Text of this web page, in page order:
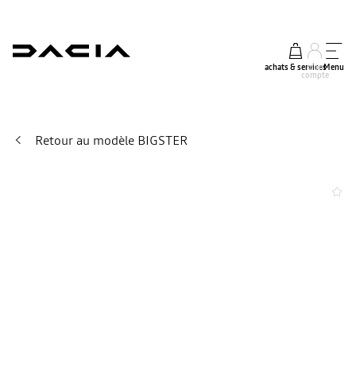
achats & services
mon
compte
Menu
Retour au modèle BIGSTER